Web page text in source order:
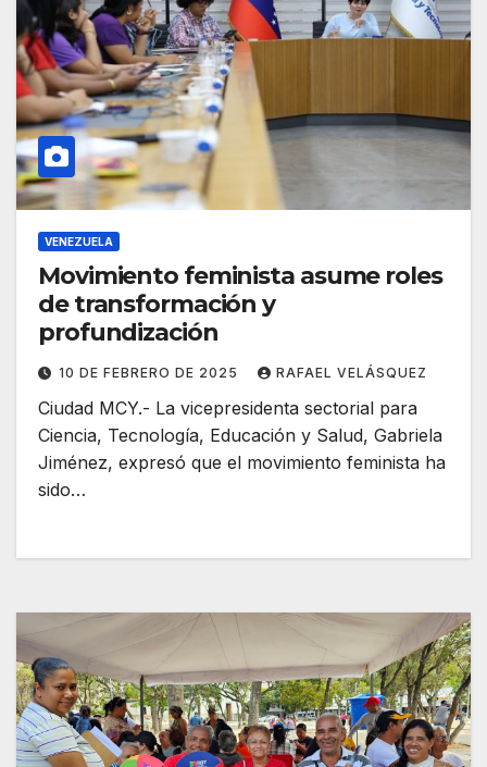
VENEZUELA
Movimiento feminista asume roles
de transformación y
profundización
10 DE FEBRERO DE 2025 RAFAEL VELÁSQUEZ
Ciudad MCY.- La vicepresidenta sectorial para
Ciencia, Tecnología, Educación y Salud, Gabriela
Jiménez, expresó que el movimiento feminista ha
sido…